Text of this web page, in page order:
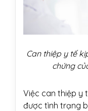
Can thiệp y tế
chứng
Việc can thiệp y
được tình trạng